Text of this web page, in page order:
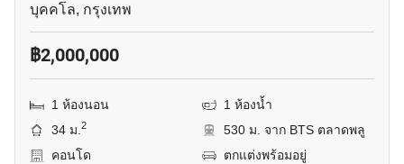
บุคคโล, กรุงเทพ
฿2,000,000
1 ห้องนอน
1 ห้องน้ำ
34 ม.2
530 ม. จาก BTS ตลาดพลู
คอนโด
ตกแต่งพร้อมอยู่